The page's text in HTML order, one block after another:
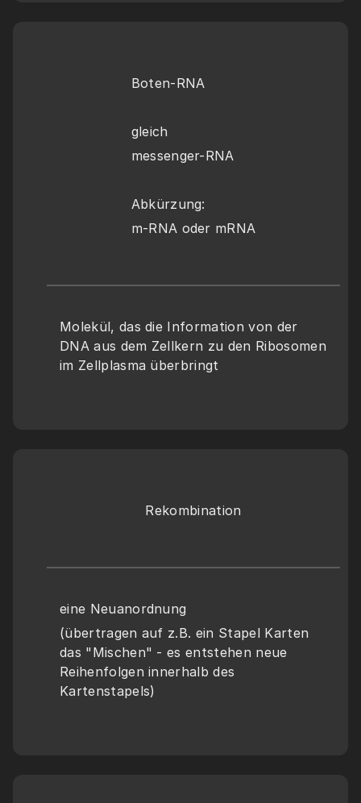
Boten-RNA
gleich
messenger-RNA
Abkürzung:
m-RNA oder mRNA
Molekül, das die Information von der
DNA aus dem Zellkern zu den Ribosomen
im Zellplasma überbringt
Rekombination
eine Neuanordnung
(übertragen auf z.B. ein Stapel Karten
das "Mischen" - es entstehen neue
Reihenfolgen innerhalb des
Kartenstapels)